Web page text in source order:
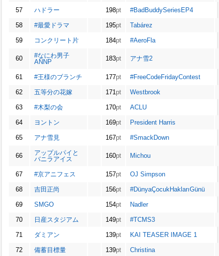
57 ハドラー 198pt #BadBuddySeriesEP4
58 #最愛ドラマ 195pt Tabárez
59 コンクリート片 184pt #AeroFla
60
#なにわ男子
ANNP
183pt アナ雪2
61 #王様のブランチ 177pt #FreeCodeFridayContest
62 五等分の花嫁 171pt Westbrook
63 #木梨の会 170pt ACLU
64 ヨントン 169pt President Harris
65 アナ雪見 167pt #SmackDown
66
アップルパイと
バニラアイス
160pt Michou
67 #京アニフェス 157pt OJ Simpson
68 吉田正尚 156pt #DünyaÇocukHaklarıGünü
69 SMGO 154pt Nadler
70 日産スタジアム 149pt #TCMS3
71 ダミアン 139pt KAI TEASER IMAGE 1
72 備蓄目標量 139pt Christina